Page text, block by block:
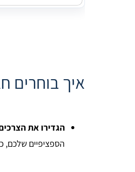
איך בוחרים
הגדירו את
הספציפיים שלכם,